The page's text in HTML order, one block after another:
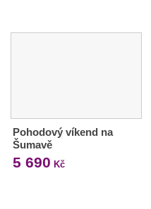
Pohodový víkend na
Šumavě
5 690 Kč